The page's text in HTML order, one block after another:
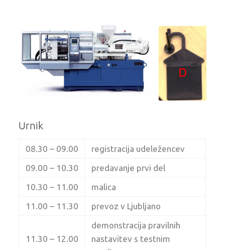
Urnik
08.30 – 09.00
registracija udeležencev
09.00 – 10.30
predavanje prvi del
10.30 – 11.00
malica
11.00 – 11.30
prevoz v Ljubljano
11.30 – 12.00
demonstracija pravilnih
nastavitev s testnim